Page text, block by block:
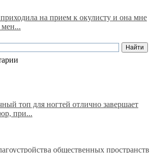
на прием к окулисту и она мне
мен...
топ для ногтей отлично завершает
при...
общественных пространств